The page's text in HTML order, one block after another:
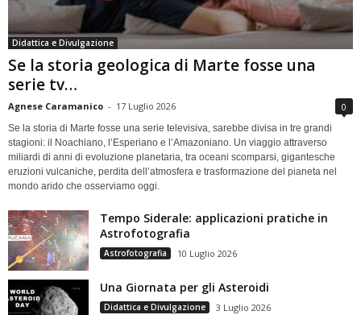
Didattica e Divulgazione
Se la storia geologica di Marte fosse una
serie tv…
Agnese Caramanico - 17 Luglio 2026 0
Se la storia di Marte fosse una serie televisiva, sarebbe divisa in tre grandi
stagioni: il Noachiano, l’Esperiano e l’Amazoniano. Un viaggio attraverso
miliardi di anni di evoluzione planetaria, tra oceani scomparsi, gigantesche
eruzioni vulcaniche, perdita dell’atmosfera e trasformazione del pianeta nel
mondo arido che osserviamo oggi.
Tempo Siderale: applicazioni pratiche in
Astrofotografia
Astrofotografia 10 Luglio 2026
Una Giornata per gli Asteroidi
Didattica e Divulgazione 3 Luglio 2026